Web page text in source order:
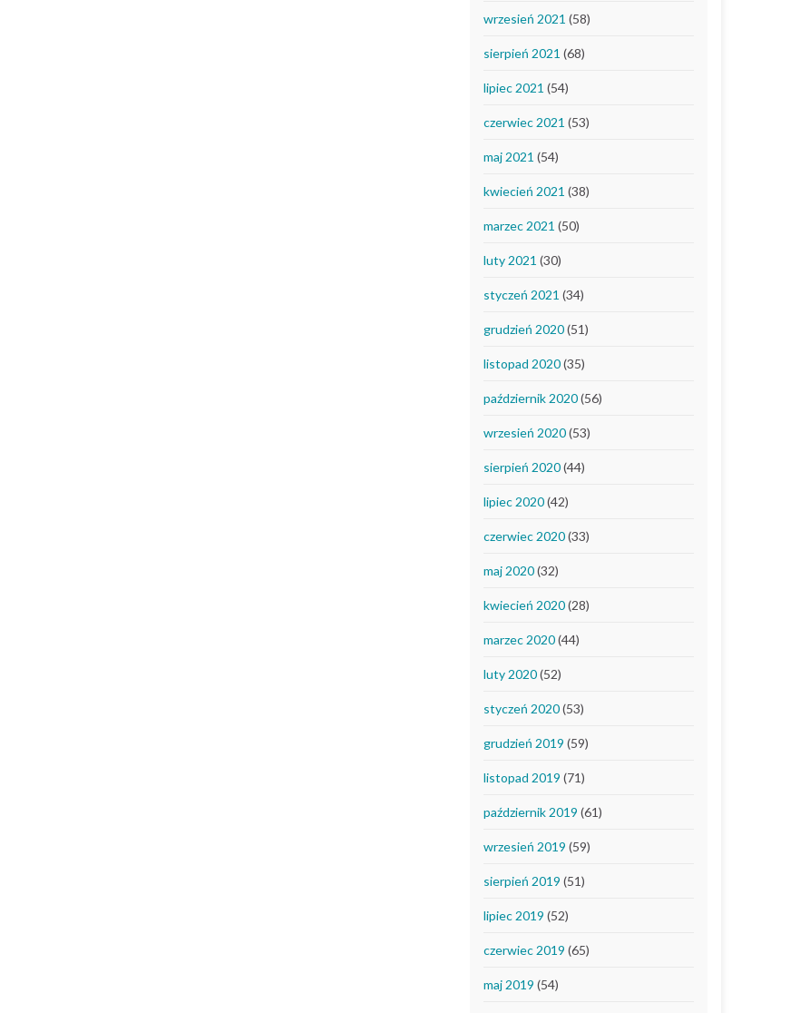
wrzesień 2021 (58)
sierpień 2021 (68)
lipiec 2021 (54)
czerwiec 2021 (53)
maj 2021 (54)
kwiecień 2021 (38)
marzec 2021 (50)
luty 2021 (30)
styczeń 2021 (34)
grudzień 2020(51)
listopad 2020(35)
październik 2020(56)
wrzesień 2020(53)
sierpień 2020(44)
lipiec 2020(42)
czerwiec 2020(33)
maj 2020(32)
kwiecień 2020(28)
marzec 2020(44)
luty 2020(52)
styczeń 2020(53)
grudzień 2019 (59)
listopad 2019 (71)
październik 2019 (61)
wrzesień 2019 (59)
sierpień 2019 (51)
lipiec 2019 (52)
czerwiec 2019 (65)
maj 2019 (54)